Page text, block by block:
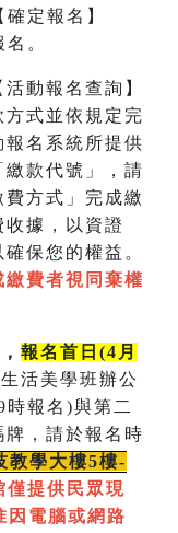
定報名】
。
動報名查詢】
式並依規定完
名系統所提供
繳款代號」，請
方式」完成繳
據，以資證
保您的權益。
費者視同棄權
報名首日(4月
生活美學班辦公
報名)與第二
，請於報名時
教學大樓5樓-
僅提供民眾現
因電腦或網路